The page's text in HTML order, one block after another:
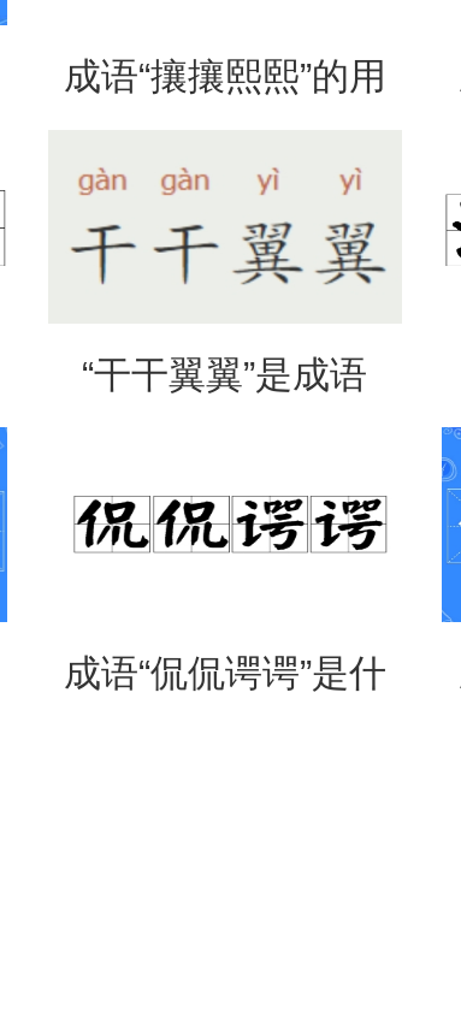
成语“攘攘熙熙”的用
法、典故和出处
“干干翼翼”是成语
成语“侃侃谔谔”是什